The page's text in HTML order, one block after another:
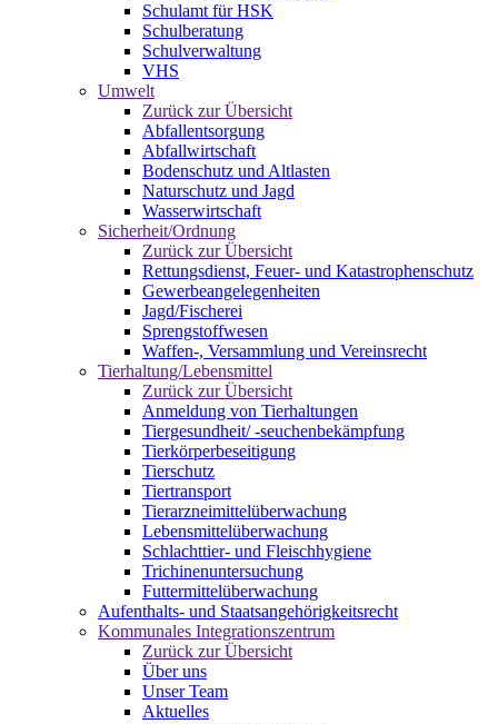
Schulamt für HSK
Schulberatung
Schulverwaltung
VHS
Umwelt
Zurück zur Übersicht
Abfallentsorgung
Abfallwirtschaft
Bodenschutz und Altlasten
Naturschutz und Jagd
Wasserwirtschaft
Sicherheit/Ordnung
Zurück zur Übersicht
Rettungsdienst, Feuer- und Katastrophenschutz
Gewerbeangelegenheiten
Jagd/Fischerei
Sprengstoffwesen
Waffen-, Versammlung und Vereinsrecht
Tierhaltung/Lebensmittel
Zurück zur Übersicht
Anmeldung von Tierhaltungen
Tiergesundheit/ -seuchenbekämpfung
Tierkörperbeseitigung
Tierschutz
Tiertransport
Tierarzneimittelüberwachung
Lebensmittelüberwachung
Schlachttier- und Fleischhygiene
Trichinenuntersuchung
Futtermittelüberwachung
Aufenthalts- und Staatsangehörigkeitsrecht
Kommunales Integrationszentrum
Zurück zur Übersicht
Über uns
Unser Team
Aktuelles